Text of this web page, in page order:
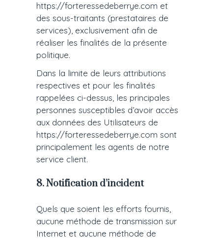
https://forteressedeberrye.com et
des sous-traitants (prestataires de
services), exclusivement afin de
réaliser les finalités de la présente
politique.
Dans la limite de leurs attributions
respectives et pour les finalités
rappelées ci-dessus, les principales
personnes susceptibles d’avoir accès
aux données des Utilisateurs de
https://forteressedeberrye.com sont
principalement les agents de notre
service client.
8. Notification d’incident
Quels que soient les efforts fournis,
aucune méthode de transmission sur
Internet et aucune méthode de